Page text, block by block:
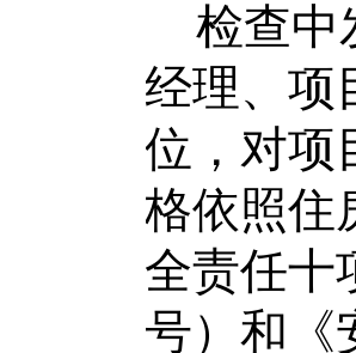
检查中
经理、项
位，对项
格依照住
全责任十
号）和《